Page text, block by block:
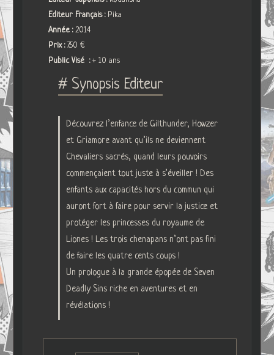
Editeur Français : Pika
Année :2014
Prix :7.50 €
Public Visé :+ 10 ans
# Synopsis Editeur
Découvrez l’enfance de Gilthunder, Howzer
et Griamore avant qu’ils ne deviennent
Chevaliers sacrés, quand leurs pouvoirs
commençaient tout juste à s’éveiller ! Des
enfants aux capacités hors du commun qui
auront fort à faire pour servir la justice et
protéger les princesses du royaume de
Liones ! Les trois chenapans n’ont pas fini
de faire les quatre cents coups !
Un prologue à la grande épopée de Seven
Deadly Sins riche en aventures et en
révélations !